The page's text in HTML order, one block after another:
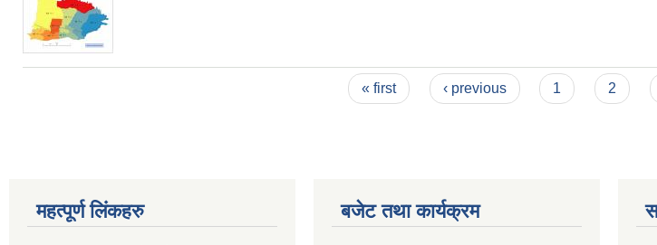
« first ‹ previous 1 2
महत्पूर्ण लिंकहरु बजेट तथा कार्यक्रम